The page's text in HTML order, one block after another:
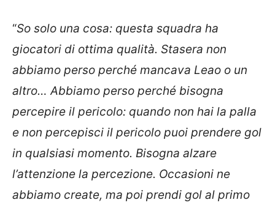
“So solo una cosa: questa squadra ha
giocatori di ottima qualità. Stasera non
abbiamo perso perché mancava Leao o un
altro… Abbiamo perso perché bisogna
percepire il pericolo: quando non hai la palla
e non percepisci il pericolo puoi prendere gol
in qualsiasi momento. Bisogna alzare
l’attenzione la percezione. Occasioni ne
abbiamo create, ma poi prendi gol al primo